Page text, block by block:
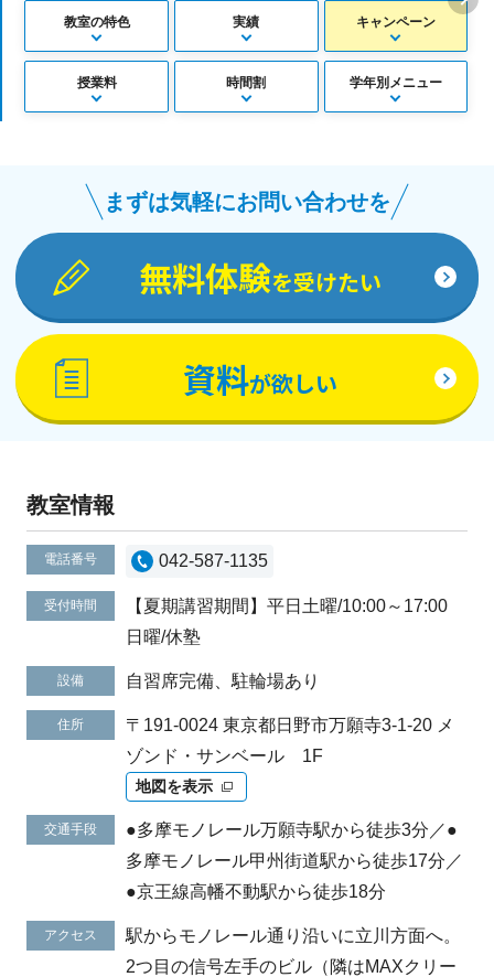
教室の特色 実績 キャンペーン
授業料 時間割 学年別メニュー
まずは気軽にお問い合わせを
無料体験を受けたい
資料が欲しい
教室情報
電話番号 042-587-1135
受付時間
【夏期講習期間】平日土曜/10:00～17:00
日曜/休塾
設備 自習席完備、駐輪場あり
住所
〒191-0024 東京都日野市万願寺3-1-20 メ
ゾンド・サンベール 1F
地図を表示
交通手段
●多摩モノレール万願寺駅から徒歩3分／●
多摩モノレール甲州街道駅から徒歩17分／
●京王線高幡不動駅から徒歩18分
アクセス
駅からモノレール通り沿いに立川方面へ。
2つ目の信号左手のビル（隣はMAXクリー